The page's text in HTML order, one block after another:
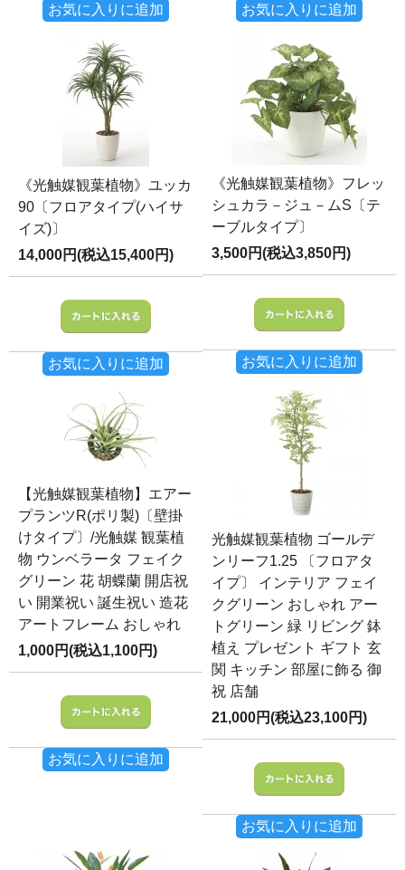
お気に入りに追加 お気に入りに追加
《光触媒観葉植物》ユッカ
90〔フロアタイプ(ハイサ
イズ)〕
14,000円(税込15,400円)
お気に入りに追加
《光触媒観葉植物》フレッ
シュカラ－ジュ－ムS〔テ
ーブルタイプ〕
3,500円(税込3,850円)
お気に入りに追加
【光触媒観葉植物】エアー
プランツR(ポリ製)〔壁掛
けタイプ〕/光触媒 観葉植
物 ウンベラータ フェイク
グリーン 花 胡蝶蘭 開店祝
い 開業祝い 誕生祝い 造花
アートフレーム おしゃれ
1,000円(税込1,100円)
お気に入りに追加
光触媒観葉植物 ゴールデ
ンリーフ1.25 〔フロアタ
イプ〕 インテリア フェイ
クグリーン おしゃれ アー
トグリーン 緑 リビング 鉢
植え プレゼント ギフト 玄
関 キッチン 部屋に飾る 御
祝 店舗
21,000円(税込23,100円)
お気に入りに追加